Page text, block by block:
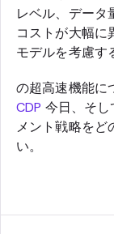
レベル、データ
コストが大幅に
モデルを考慮す
の超高速機能に
CDP 今日、そ
メント戦略をど
い。